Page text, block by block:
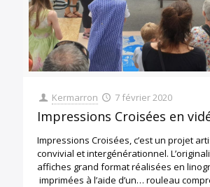
Kermarron 7 février 2020
Impressions Croisées en
Impressions Croisées, c’est un projet
convivial et intergénérationnel.
affiches grand format réalisées en
imprimées à l’aide d’un… rouleau